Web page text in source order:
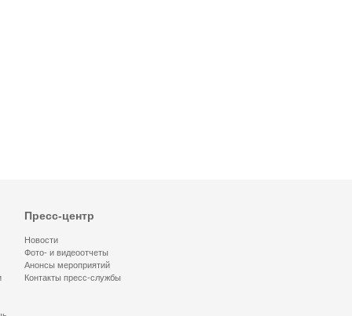
Пресс-центр
Новости
Фото- и видеоотчеты
Анонсы мероприятий
Контакты пресс-службы